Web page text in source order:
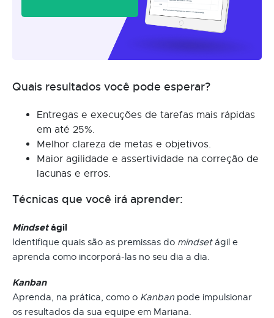
Quais resultados você pode esperar?
Entregas e execuções de tarefas mais rápidas
em até 25%.
Melhor clareza de metas e objetivos.
Maior agilidade e assertividade na correção de
lacunas e erros.
Técnicas que você irá aprender:
Mindsetágil
Identifique quais são as premissas do mindsetágil e
aprenda como incorporá-las no seu dia a dia.
Kanban
Aprenda, na prática, como o Kanban pode impulsionar
os resultados da sua equipe em Mariana.